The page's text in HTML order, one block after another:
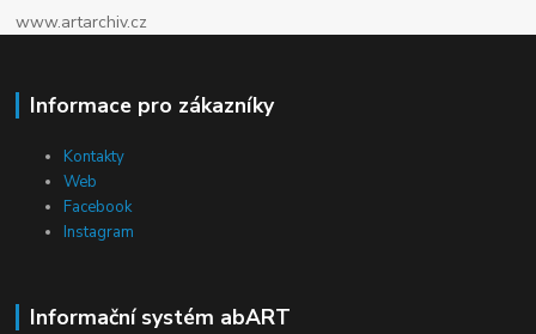
www.artarchiv.cz
Informace pro zákazníky
Kontakty
Web
Facebook
Instagram
Informační systém abART